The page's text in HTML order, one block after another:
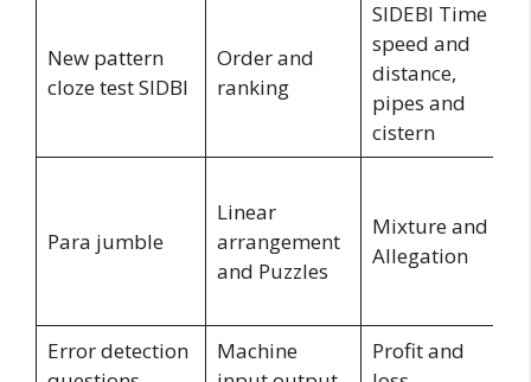
New pattern
cloze test SIDBI
Order and
ranking
SIDEBI Time
speed and
distance,
pipes and
cistern
Para jumble
Linear
arrangement
and Puzzles
Mixture and
Allegation
Error detection
Machine
Profit and